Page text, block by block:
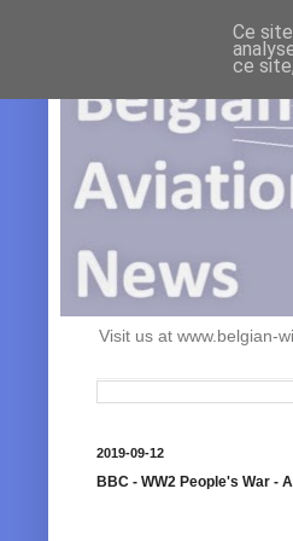
Visit us at www.belgian-
2019-09-12
BBC - WW2 People's War -
Ce
ce